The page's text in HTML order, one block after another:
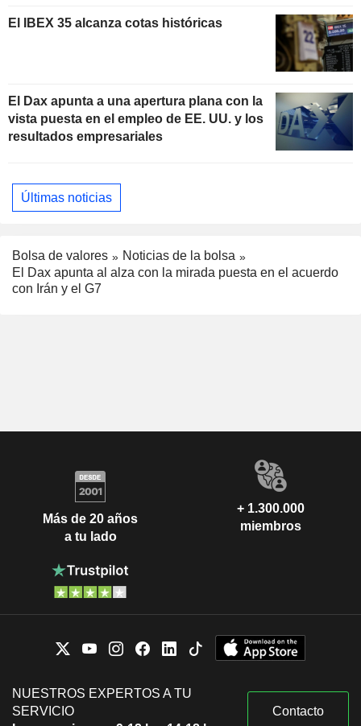
El IBEX 35 alcanza cotas históricas
El Dax apunta a una apertura plana con la
vista puesta en el empleo de EE. UU. y los
resultados empresariales
Últimas noticias
Bolsa de valores
Noticias de la bolsa
El Dax apunta al alza con la mirada puesta en el acuerdo
con Irán y el G7
Más de 20 años
a tu lado
+ 1.300.000
miembros
NUESTROS EXPERTOS A TU
SERVICIO
Contacto